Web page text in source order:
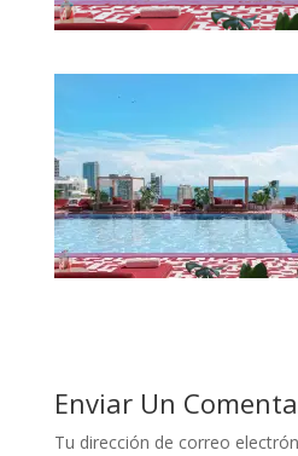
Enviar Un
Tu dirección de correo